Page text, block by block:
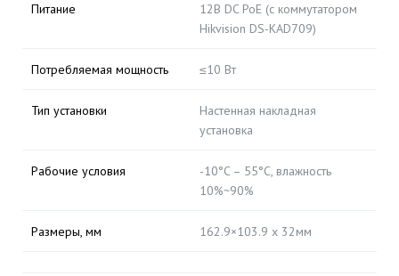
Питание
12В DC PoE (с коммутатором
Hikvision DS-KAD709)
Потребляемая мощность ≤10 Вт
Тип установки
Настенная накладная
установка
Рабочие условия
-10°C – 55°C, влажность
10%~90%
Размеры, мм 162.9×103.9 x 32мм